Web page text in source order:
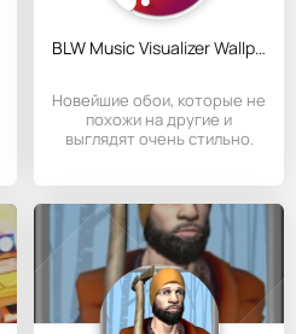
BLW Music Visualizer Wallpaper
Новейшие обои, которые не
похожи на другие и
выглядят очень стильно.